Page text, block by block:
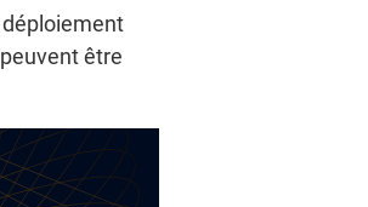
déploiement
être